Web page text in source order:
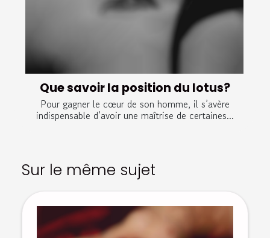
Que savoir la position du lotus?
Pour gagner le cœur de son homme, il s’avère
indispensable d’avoir une maîtrise de certaines...
Sur le même sujet